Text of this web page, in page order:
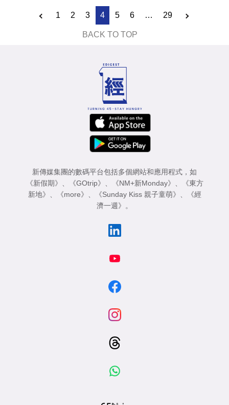
1 2 3 4 5 6 … 29
BACK TO TOP
新傳媒集團的數碼平台包括多個網站和應用程式，如
《新假期》 、 《GOtrip》 、 《NM+新Monday》 、
《東方
新地》 、 《more》 、 《Sunday Kiss 親子童萌》 、
《經
濟一週》 。